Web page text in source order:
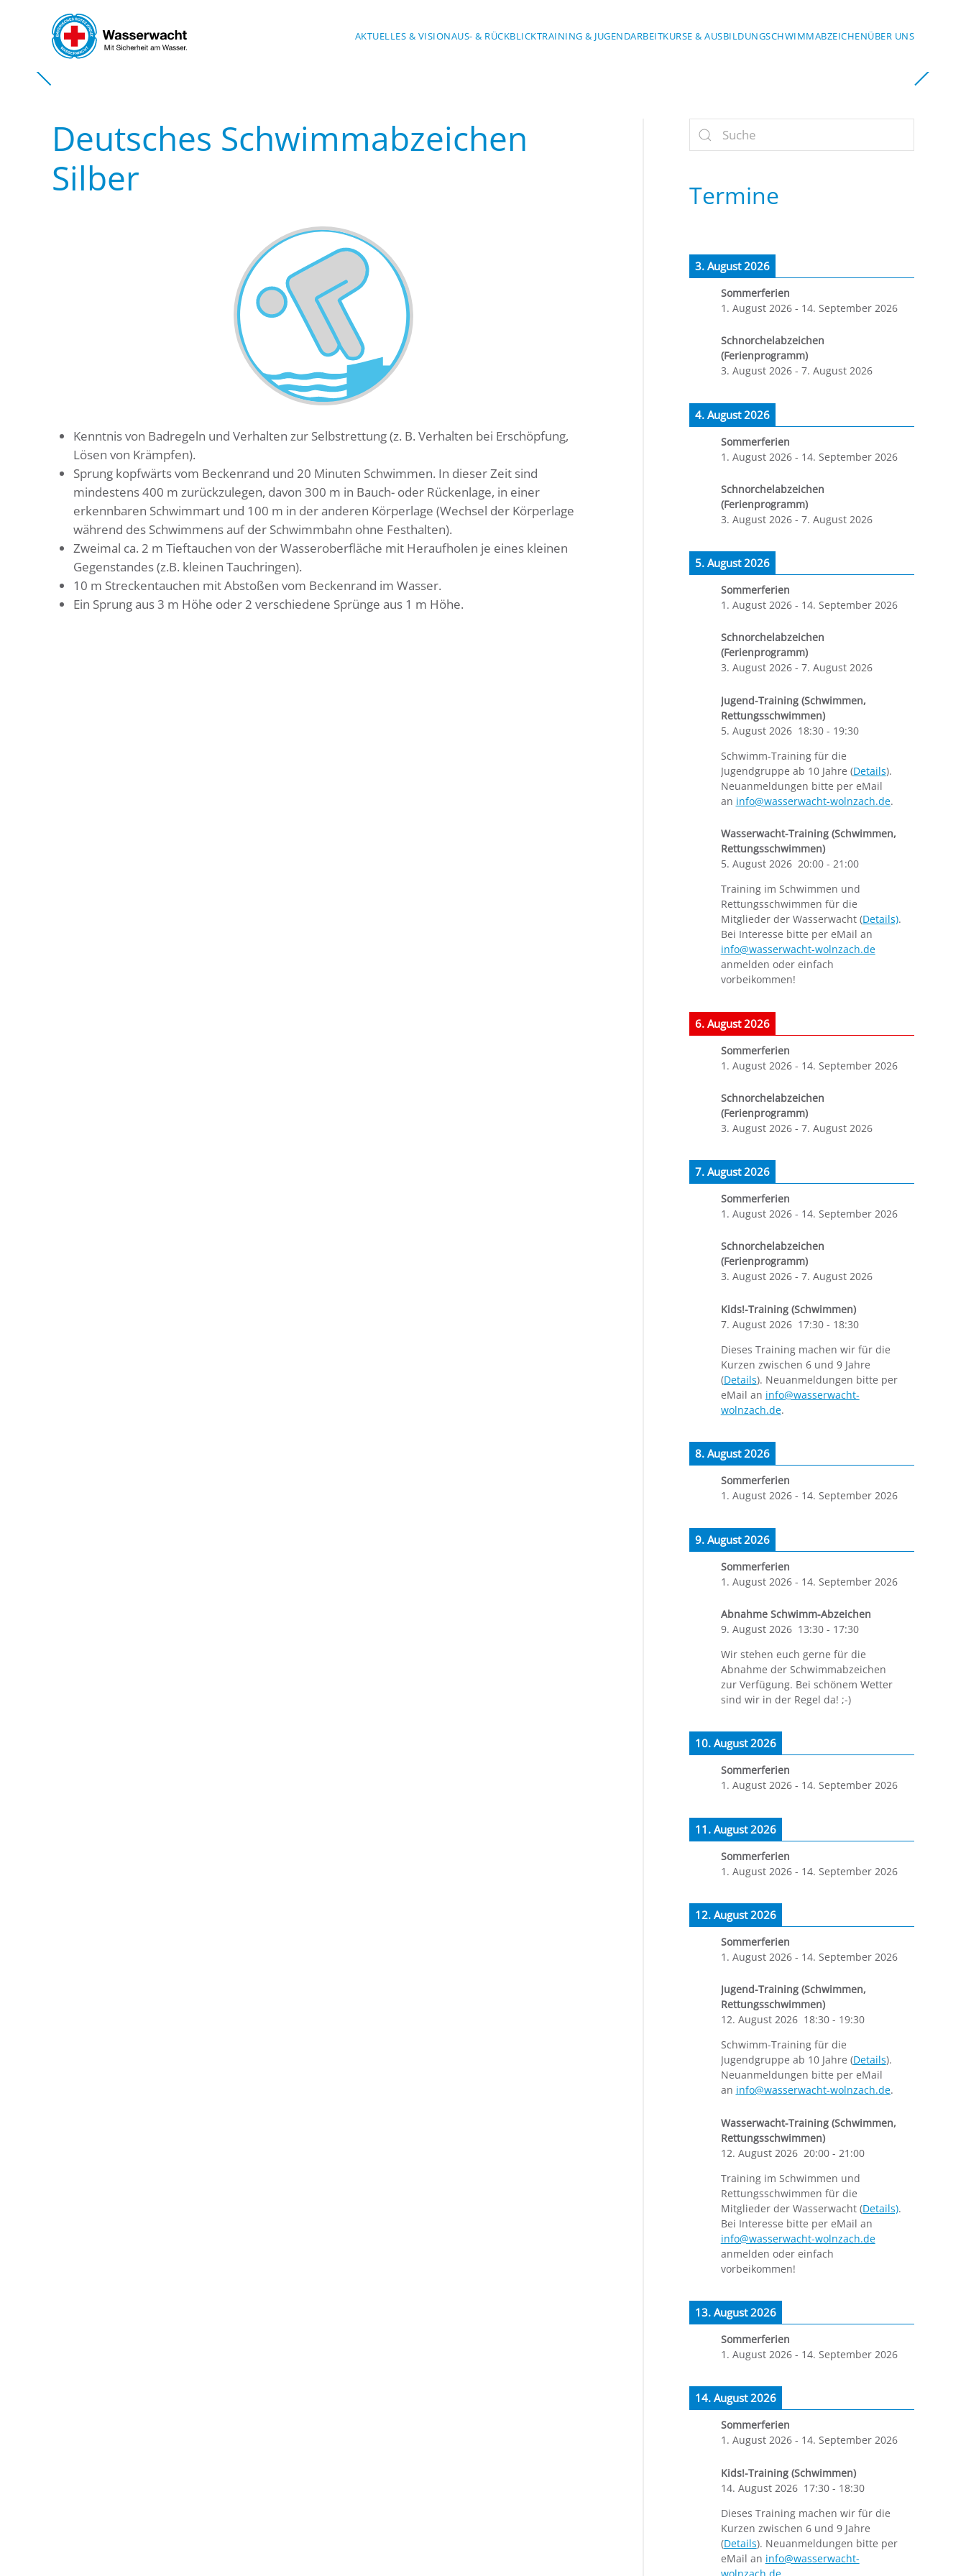
Skip to main content AKTUELLES & VISIONAUS- & RÜCKBLICKTRAINING & JUGENDARBEITKURSE & AUSBILDUNGSCHWIMMABZEICHENÜBER UNS
Deutsches Schwimmabzeichen
Silber
Kenntnis von Badregeln und Verhalten zur Selbstrettung (z. B. Verhalten bei Erschöpfung,
Lösen von Krämpfen).
Sprung kopfwärts vom Beckenrand und 20 Minuten Schwimmen. In dieser Zeit sind
mindestens 400 m zurückzulegen, davon 300 m in Bauch- oder Rückenlage, in einer
erkennbaren Schwimmart und 100 m in der anderen Körperlage (Wechsel der Körperlage
während des Schwimmens auf der Schwimmbahn ohne Festhalten).
Zweimal ca. 2 m Tieftauchen von der Wasseroberfläche mit Heraufholen je eines kleinen
Gegenstandes (z.B. kleinen Tauchringen).
10 m Streckentauchen mit Abstoßen vom Beckenrand im Wasser.
Ein Sprung aus 3 m Höhe oder 2 verschiedene Sprünge aus 1 m Höhe.
Termine
3. August 2026
Sommerferien
1. August 2026- 14. September 2026
Schnorchelabzeichen
(Ferienprogramm)
3. August 2026- 7. August 2026
4. August 2026
Sommerferien
1. August 2026- 14. September 2026
Schnorchelabzeichen
(Ferienprogramm)
3. August 2026- 7. August 2026
5. August 2026
Sommerferien
1. August 2026- 14. September 2026
Schnorchelabzeichen
(Ferienprogramm)
3. August 2026- 7. August 2026
Jugend-Training (Schwimmen,
Rettungsschwimmen)
5. August 2026 18:30- 19:30
Schwimm-Training für die
Jugendgruppe ab 10 Jahre (Details).
Neuanmeldungen bitte per eMail
an info@wasserwacht-wolnzach.de.
Wasserwacht-Training (Schwimmen,
Rettungsschwimmen)
5. August 2026 20:00- 21:00
Training im Schwimmen und
Rettungsschwimmen für die
Mitglieder der Wasserwacht (Details).
Bei Interesse bitte per eMail an
info@wasserwacht-wolnzach.de
anmelden oder einfach
vorbeikommen!
6. August 2026
Sommerferien
1. August 2026- 14. September 2026
Schnorchelabzeichen
(Ferienprogramm)
3. August 2026- 7. August 2026
7. August 2026
Sommerferien
1. August 2026- 14. September 2026
Schnorchelabzeichen
(Ferienprogramm)
3. August 2026- 7. August 2026
Kids!-Training (Schwimmen)
7. August 2026 17:30- 18:30
Dieses Training machen wir für die
Kurzen zwischen 6 und 9 Jahre
(Details). Neuanmeldungen bitte per
eMail an info@wasserwacht-
wolnzach.de.
8. August 2026
Sommerferien
1. August 2026- 14. September 2026
9. August 2026
Sommerferien
1. August 2026- 14. September 2026
Abnahme Schwimm-Abzeichen
9. August 2026 13:30- 17:30
Wir stehen euch gerne für die
Abnahme der Schwimmabzeichen
zur Verfügung. Bei schönem Wetter
sind wir in der Regel da! ;-)
10. August 2026
Sommerferien
1. August 2026- 14. September 2026
11. August 2026
Sommerferien
1. August 2026- 14. September 2026
12. August 2026
Sommerferien
1. August 2026- 14. September 2026
Jugend-Training (Schwimmen,
Rettungsschwimmen)
12. August 2026 18:30- 19:30
Schwimm-Training für die
Jugendgruppe ab 10 Jahre (Details).
Neuanmeldungen bitte per eMail
an info@wasserwacht-wolnzach.de.
Wasserwacht-Training (Schwimmen,
Rettungsschwimmen)
12. August 2026 20:00- 21:00
Training im Schwimmen und
Rettungsschwimmen für die
Mitglieder der Wasserwacht (Details).
Bei Interesse bitte per eMail an
info@wasserwacht-wolnzach.de
anmelden oder einfach
vorbeikommen!
13. August 2026
Sommerferien
1. August 2026- 14. September 2026
14. August 2026
Sommerferien
1. August 2026- 14. September 2026
Kids!-Training (Schwimmen)
14. August 2026 17:30- 18:30
Dieses Training machen wir für die
Kurzen zwischen 6 und 9 Jahre
(Details). Neuanmeldungen bitte per
eMail an info@wasserwacht-